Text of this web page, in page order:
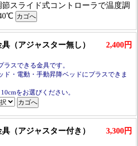
節スライド式コントローラで温度調
具（アジャスター無し） 2,400円
ラスできる金具です。
ド・電動・手動昇降ベッドにプラスできま
をお選びください。
具（アジャスター付き） 3,300円